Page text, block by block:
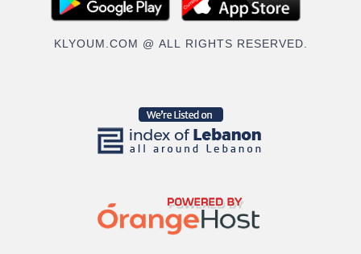
KLYOUM.COM @ ALL RIGHTS RESERVED.